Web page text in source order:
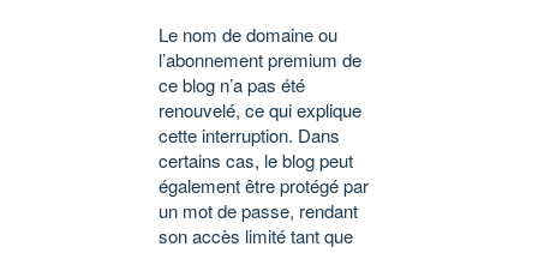
Le nom de domaine ou
l’abonnement premium de
ce blog n’a pas été
renouvelé, ce qui explique
cette interruption. Dans
certains cas, le blog peut
également être protégé par
un mot de passe, rendant
son accès limité tant que